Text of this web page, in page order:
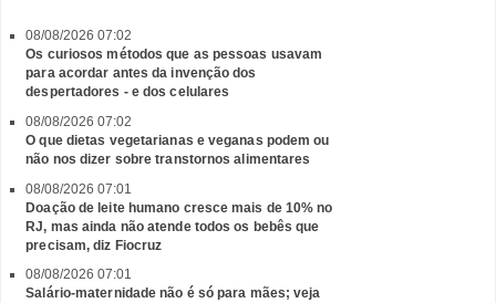
08/08/2026 07:02
Os curiosos métodos que as pessoas usavam
para acordar antes da invenção dos
despertadores - e dos celulares
08/08/2026 07:02
O que dietas vegetarianas e veganas podem ou
não nos dizer sobre transtornos alimentares
08/08/2026 07:01
Doação de leite humano cresce mais de 10% no
RJ, mas ainda não atende todos os bebês que
precisam, diz Fiocruz
08/08/2026 07:01
Salário-maternidade não é só para mães; veja